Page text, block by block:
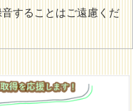
することはご遠慮くだ